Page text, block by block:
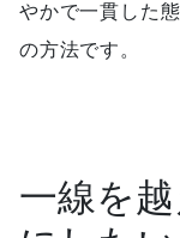
やかで一貫した
の方法です。
一線を